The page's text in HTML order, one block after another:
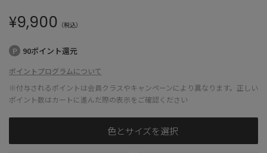
¥9,900 （税込）
90ポイント還元
ポイントプログラムについて
※付与されるポイントは会員クラスやキャンペーンにより異なります。正しい
ポイント数はカートに進んだ際の表示をご確認ください
色とサイズを選択